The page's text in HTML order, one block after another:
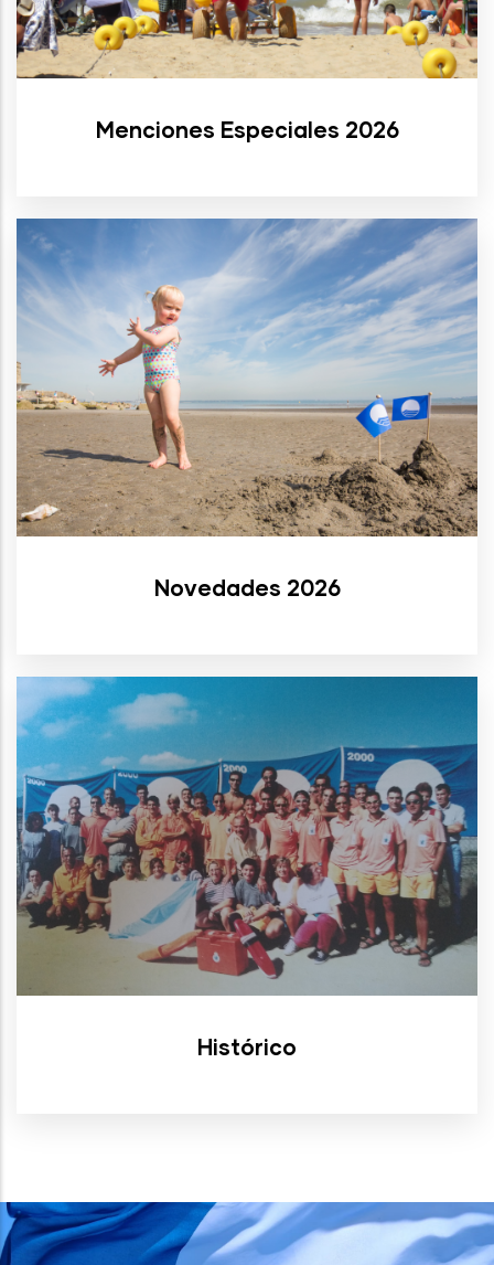
Menciones Especiales 2026
Novedades 2026
Histórico